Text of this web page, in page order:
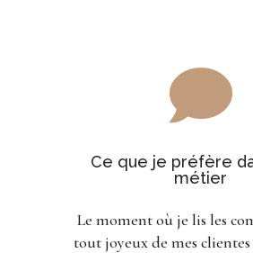

Ce que je préfère
métier
Le moment où je lis les
tout joyeux de mes